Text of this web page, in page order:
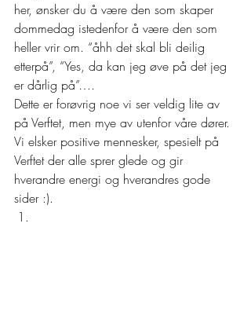
her, ønsker du å være den som skaper
dommedag istedenfor å være den som
heller vrir om. “åhh det skal bli deilig
etterpå”, “Yes, da kan jeg øve på det jeg
er dårlig på”….
Dette er forøvrig noe vi ser veldig lite av
på Verftet, men mye av utenfor våre dører.
Vi elsker positive mennesker, spesielt på
Verftet der alle sprer glede og gir
hverandre energi og hverandres gode
sider :).